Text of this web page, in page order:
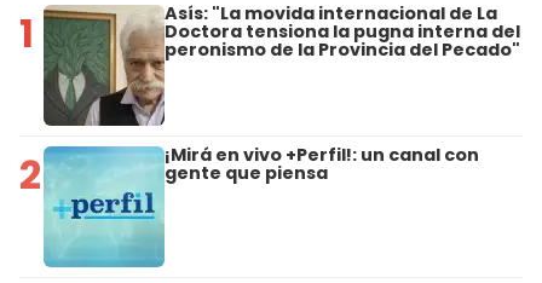
1 Asís: "La movida internacional de La
Doctora tensiona la pugna interna del
peronismo de la Provincia del Pecado"
2 ¡Mirá en vivo +Perfil!: un canal con
gente que piensa